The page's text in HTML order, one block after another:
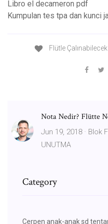
Libro el decameron pdf
Kumpulan tes tpa dan kunci
Flütle
Nota Nedir? Flütte
Jun 19, 2018 · Blok
UNUTMA
Category
Cerpen anak-anak sd